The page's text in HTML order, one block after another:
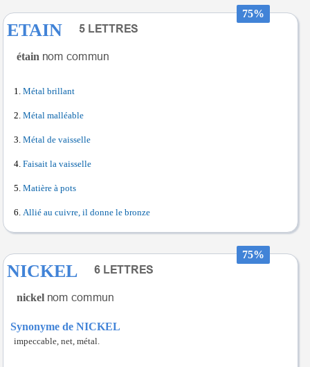
75%
ETAIN
étain
Métal brillant
Métal malléable
Métal de vaisselle
Faisait la vaisselle
Matière à pots
Allié au cuivre, il donne le bronze
75%
NICKEL
nickel
Synonyme de NICKEL
impeccable, net, métal.